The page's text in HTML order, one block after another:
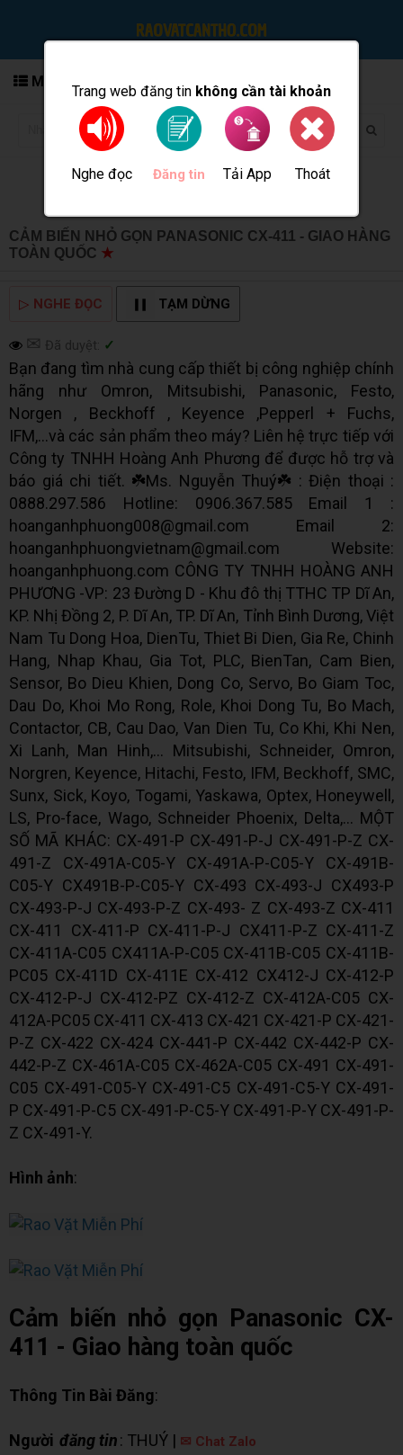
Trang web đăng tin không cần tài khoản
Nghe đọc Đăng tin Tải App Thoát
MENU
CẢM BIẾN NHỎ GỌN PANASONIC CX-411 - GIAO HÀNG
TOÀN QUỐC ★
▷ NGHE ĐỌC TẠM DỪNG
✉ Đã duyệt: ✓
Bạn đang tìm nhà cung cấp thiết bị công nghiệp chính
hãng như Omron, Mitsubishi, Panasonic, Festo,
Norgen , Beckhoff , Keyence ,Pepperl + Fuchs,
IFM,...và các sản phẩm theo máy? Liên hệ trực tiếp với
Công ty TNHH Hoàng Anh Phương để được hỗ trợ và
báo giá chi tiết. ☘️Ms. Nguyễn Thuý☘️ : Điện thoại :
0888.297.586 Hotline: 0906.367.585 Email 1 :
hoanganhphuong008@gmail.com Email 2:
hoanganhphuongvietnam@gmail.com Website:
hoanganhphuong.com CÔNG TY TNHH HOÀNG ANH
PHƯƠNG -VP: 23 Đường D - Khu đô thị TTHC TP Dĩ An,
KP. Nhị Đồng 2, P. Dĩ An, TP. Dĩ An, Tỉnh Bình Dương, Việt
Nam Tu Dong Hoa, DienTu, Thiet Bi Dien, Gia Re, Chinh
Hang, Nhap Khau, Gia Tot, PLC, BienTan, Cam Bien,
Sensor, Bo Dieu Khien, Dong Co, Servo, Bo Giam Toc,
Dau Do, Khoi Mo Rong, Role, Khoi Dong Tu, Bo Mach,
Contactor, CB, Cau Dao, Van Dien Tu, Co Khi, Khi Nen,
Xi Lanh, Man Hinh,... Mitsubishi, Schneider, Omron,
Norgren, Keyence, Hitachi, Festo, IFM, Beckhoff, SMC,
Sunx, Sick, Koyo, Togami, Yaskawa, Optex, Honeywell,
LS, Pro-face, Wago, Schneider Phoenix, Delta,... MỘT
SỐ MÃ KHÁC: CX-491-P CX-491-P-J CX-491-P-Z CX-
491-Z CX-491A-C05-Y CX-491A-P-C05-Y CX-491B-
C05-Y CX491B-P-C05-Y CX-493 CX-493-J CX493-P
CX-493-P-J CX-493-P-Z CX-493- Z CX-493-Z CX-411
CX-411 CX-411-P CX-411-P-J CX411-P-Z CX-411-Z
CX-411A-C05 CX411A-P-C05 CX-411B-C05 CX-411B-
PC05 CX-411D CX-411E CX-412 CX412-J CX-412-P
CX-412-P-J CX-412-PZ CX-412-Z CX-412A-C05 CX-
412A-PC05 CX-411 CX-413 CX-421 CX-421-P CX-421-
P-Z CX-422 CX-424 CX-441-P CX-442 CX-442-P CX-
442-P-Z CX-461A-C05 CX-462A-C05 CX-491 CX-491-
C05 CX-491-C05-Y CX-491-C5 CX-491-C5-Y CX-491-
P CX-491-P-C5 CX-491-P-C5-Y CX-491-P-Y CX-491-P-
Z CX-491-Y.
Hình ảnh:
Cảm biến nhỏ gọn Panasonic CX-
411 - Giao hàng toàn quốc
Thông Tin Bài Đăng:
Người đăng tin: THUÝ | ✉ Chat Zalo